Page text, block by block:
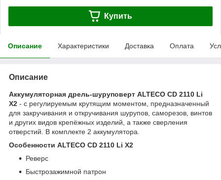
Купить
Описание Характеристики Доставка Оплата
Описание
Аккумуляторная дрель-шуруповерт ALTECO CD 2110 Li
X2 - с регулируемым крутящим моментом, предназначенный
для закручивания и откручивания шурупов, саморезов, винтов
и других видов крепёжных изделий, а также сверления
отверстий. В комплекте 2 аккумулятора.
Особенности ALTECO CD 2110 Li X2
Реверс
Быстрозажимной патрон